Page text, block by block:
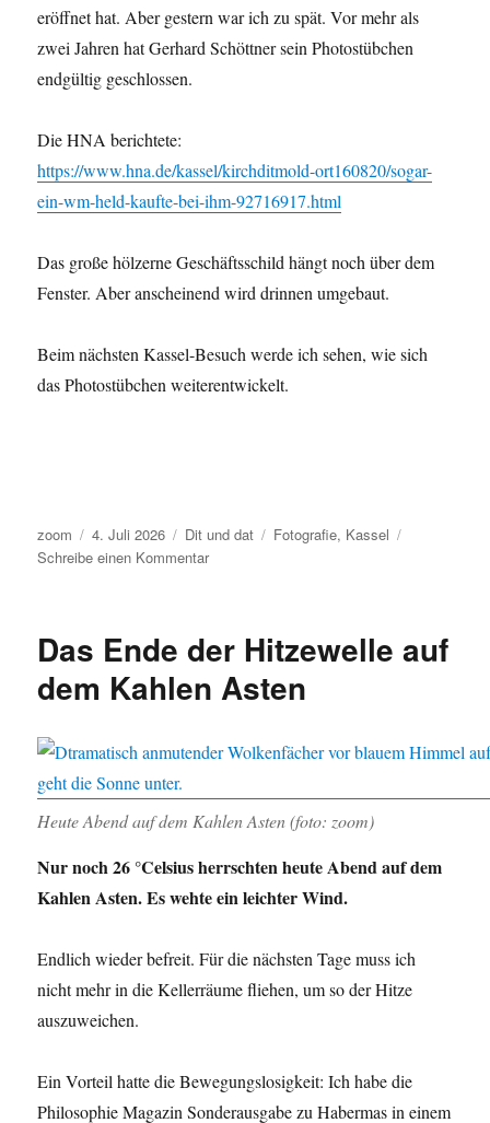
eröffnet hat. Aber gestern war ich zu spät. Vor mehr als
zwei Jahren hat Gerhard Schöttner sein Photostübchen
endgültig geschlossen.
Die HNA berichtete:
https://www.hna.de/kassel/kirchditmold-ort160820/sogar-
ein-wm-held-kaufte-bei-ihm-92716917.html
Das große hölzerne Geschäftsschild hängt noch über dem
Fenster. Aber anscheinend wird drinnen umgebaut.
Beim nächsten Kassel-Besuch werde ich sehen, wie sich
das Photostübchen weiterentwickelt.
Autor
zoom
Veröffentlicht
am
4. Juli 2026 Kategorien
Dit und dat Schlagwörter
Fotografie, Kassel
Schreibe einen Kommentarzu
adé
Das Ende der Hitzewelle auf
dem Kahlen Asten
Heute Abend auf dem Kahlen Asten (foto: zoom)
Nur noch 26 °Celsius herrschten heute Abend auf dem
Kahlen Asten. Es wehte ein leichter Wind.
Endlich wieder befreit. Für die nächsten Tage muss ich
nicht mehr in die Kellerräume fliehen, um so der Hitze
auszuweichen.
Ein Vorteil hatte die Bewegungslosigkeit: Ich habe die
Philosophie Magazin Sonderausgabe zu Habermas in einem